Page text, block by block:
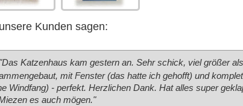
Kunden sagen:
"Das Katzenhaus kam gestern an. Sehr schick, viel größer
mit Fenster (das hatte ich gehofft) und
Windfang) - perfekt. Herzlichen Dank. Hat alles super
es auch mögen."